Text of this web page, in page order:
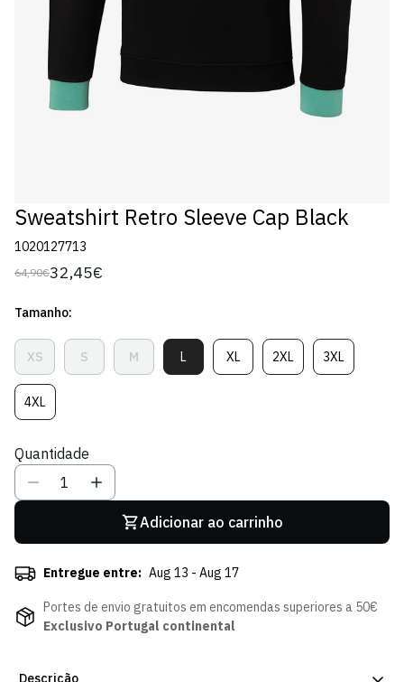
Sweatshirt Retro Sleeve Cap Black
1020127713
Preço
64,90€
Preço
venda
32,45€
Tamanho:
XSVariante
Esgotada
Ou
Indisponível
SVariante
Esgotada
MVariante
Esgotada
LVariante
Esgotada
XLVariante
Esgotada
2XLVariante
Esgotada
3XLVariante
Esgotada
4XLVariante
Esgotada
Indisponível
Quantidade
Adicionar ao carrinho
Entregue entre: Aug 13 - Aug 17
Portes de envio gratuitos em encomendas superiores a 50€
Exclusivo Portugal continental
Descrição